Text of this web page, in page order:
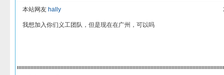
本站网友 hally
我想加入你们义工团队，但是现在在广州，可以吗